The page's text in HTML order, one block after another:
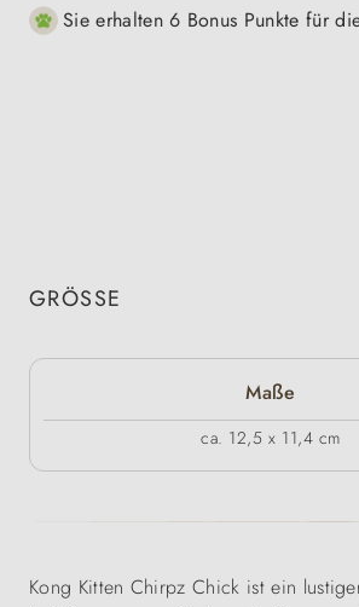
Sie erhalten 6 Bonus Punkte für
GRÖSSE
Maße
ca. 12,5 x 11,4 cm
Kong Kitten Chirpz Chick ist ein